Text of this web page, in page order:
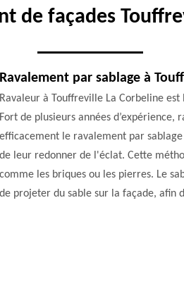
de façades
Ravalement par sablage à
Ravaleur à Touffreville La Corbeline
Fort de plusieurs années
efficacement le ravalement par
de leur redonner de l'éclat. Cette
comme les briques ou les pierres. Le
de projeter du sable sur la façade, afin